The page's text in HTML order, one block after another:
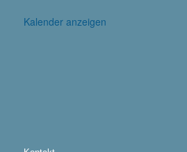
Kalender anzeigen